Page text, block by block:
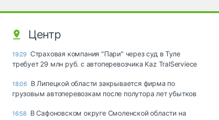
Центр
19:29 Страховая компания "Пари" через суд в Туле
требует 29 млн руб. с автоперевозчика Kaz TralServiece
18:06 В Липецкой области закрывается фирма по
грузовым автоперевозкам после полутора лет убытков
16:58 В Сафоновском округе Смоленской области на